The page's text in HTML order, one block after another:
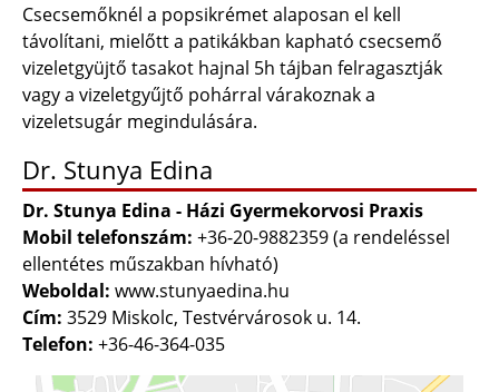
Csecsemőknél a popsikrémet alaposan el kell
távolítani, mielőtt a patikákban kapható csecsemő
vizeletgyüjtő tasakot hajnal 5h tájban felragasztják
vagy a vizeletgyűjtő pohárral várakoznak a
vizeletsugár megindulására.
Dr. Stunya Edina
Dr. Stunya Edina - Házi Gyermekorvosi Praxis
Mobil telefonszám: +36-20-9882359 (a rendeléssel
ellentétes műszakban hívható)
Weboldal: www.stunyaedina.hu
Cím: 3529 Miskolc, Testvérvárosok u. 14.
Telefon: +36-46-364-035